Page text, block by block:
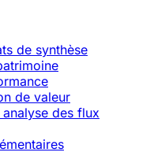
de synthèse
de valeur
des flux